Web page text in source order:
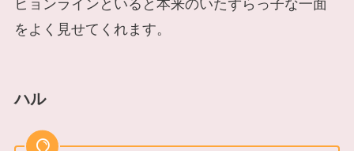
ヒョンラインといると本来のいたずらっ子な一面
をよく見せてくれます。
ハル